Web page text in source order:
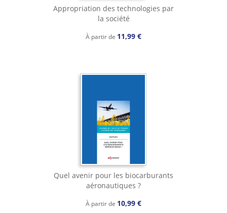
Appropriation des technologies par
la société
À partir de 11,99 €
Quel avenir pour les biocarburants
aéronautiques ?
À partir de 10,99 €